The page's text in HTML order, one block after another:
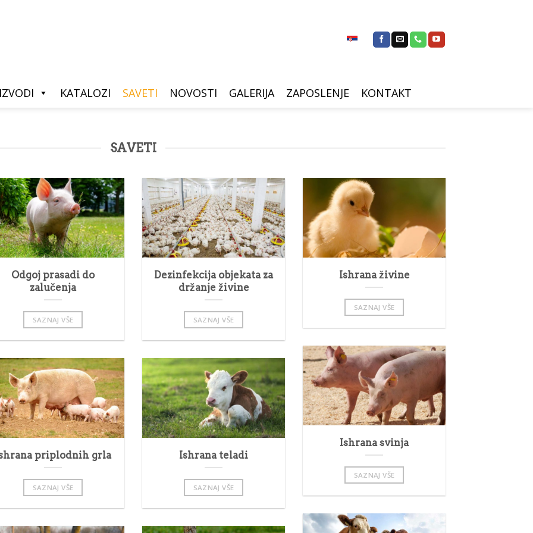
KATALOZI SAVETI NOVOSTI GALERIJA ZAPOSLENJE KONTAKT
SAVETI
Odgoj prasadi do
zalučenja
SAZNAJ VŠE
Dezinfekcija objekata za
držanje živine
SAZNAJ VŠE
Ishrana živine
SAZNAJ VŠE
Ishrana svinja
SAZNAJ VŠE
priplodnih grla
SAZNAJ VŠE
Ishrana teladi
SAZNAJ VŠE